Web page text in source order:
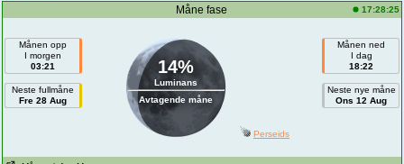
Måne fase 17:28:25
Månen opp
I morgen
03:21
Neste fullmåne
Fre 28 Aug
14%
Luminans
Avtagende måne
Månen ned
I dag
18:22
Neste nye måne
Ons 12 Aug
Perseids